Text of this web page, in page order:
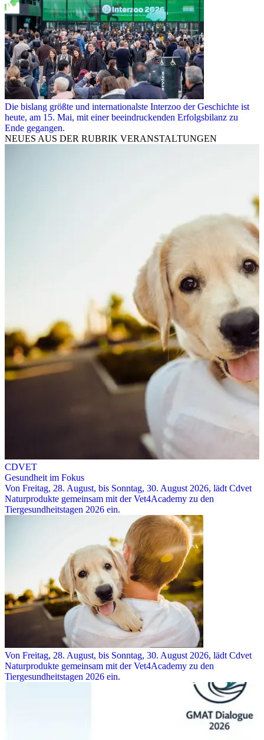
Die bislang größte und internationalste Interzoo der Geschichte ist
heute, am 15. Mai, mit einer beeindruckenden Erfolgsbilanz zu
Ende gegangen.
NEUES AUS DER RUBRIK VERANSTALTUNGEN
CDVET
Gesundheit im Fokus
Von Freitag, 28. August, bis Sonntag, 30. August 2026, lädt Cdvet
Naturprodukte gemeinsam mit der Vet4Academy zu den
Tiergesundheitstagen 2026 ein.
Von Freitag, 28. August, bis Sonntag, 30. August 2026, lädt Cdvet
Naturprodukte gemeinsam mit der Vet4Academy zu den
Tiergesundheitstagen 2026 ein.